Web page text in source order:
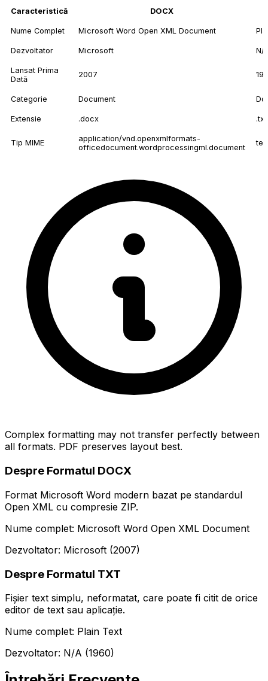
Caracteristică DOCX
Nume Complet Microsoft Word Open XML Document
Dezvoltator Microsoft N/
Lansat Prima
Dată
2007
Categorie Document
Extensie .docx .txt
Tip MIME
application/vnd.openxmlformats-
officedocument.wordprocessingml.document
Complex formatting may not transfer perfectly between
all formats. PDF preserves layout best.
Despre Formatul DOCX
Format Microsoft Word modern bazat pe standardul
Open XML cu compresie ZIP.
Nume complet: Microsoft Word Open XML Document
Dezvoltator: Microsoft (2007)
Despre Formatul TXT
Fișier text simplu, neformatat, care poate fi citit de orice
editor de text sau aplicație.
Nume complet: Plain Text
Dezvoltator: N/A (1960)